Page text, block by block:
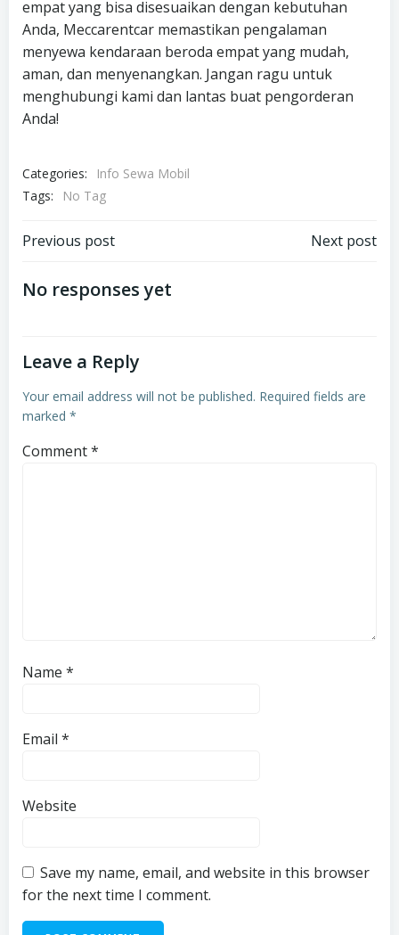
empat yang bisa disesuaikan dengan kebutuhan
Anda, Meccarentcar memastikan pengalaman
menyewa kendaraan beroda empat yang mudah,
aman, dan menyenangkan. Jangan ragu untuk
menghubungi kami dan lantas buat pengorderan
Anda!
Categories:
Info Sewa Mobil
Tags:
No Tag
Post
navigation
Previous post Next post
No responses yet
Leave a Reply
Your email address will not be published. Required fields are
marked *
Comment*
Name *
Email *
Website
Save my name, email, and website in this browser
for the next time I comment.